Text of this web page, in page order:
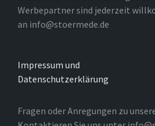
Werbepartner sind jederzeit
an info@stoermede.de
Impressum und
Datenschutzerklärung
Fragen oder Anregungen zu